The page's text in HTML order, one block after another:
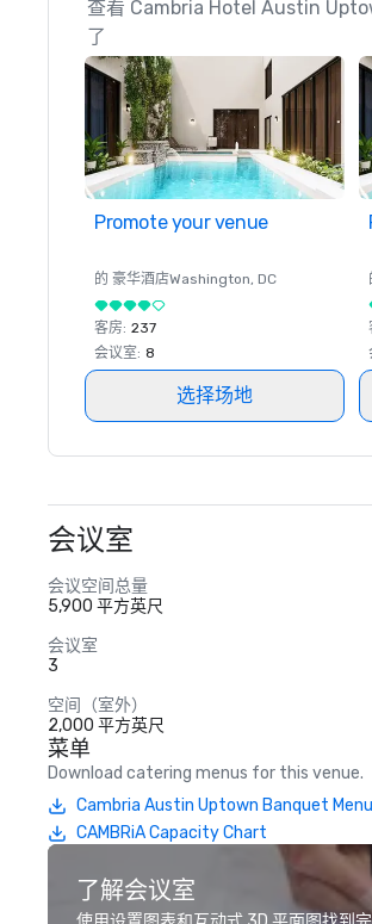
查看 Cambria Hotel Austin
了
Promote your venue
的 豪华酒店Washington, DC
客房: 237
会议室: 8
选择场地
会议室
会议空间总量
5,900 平方英尺
会议室
3
空间（室外）
2,000 平方英尺
菜单
Download catering menus for this venue.
Cambria Austin Uptown Banquet Menu
CAMBRiA Capacity Chart
了解会议室